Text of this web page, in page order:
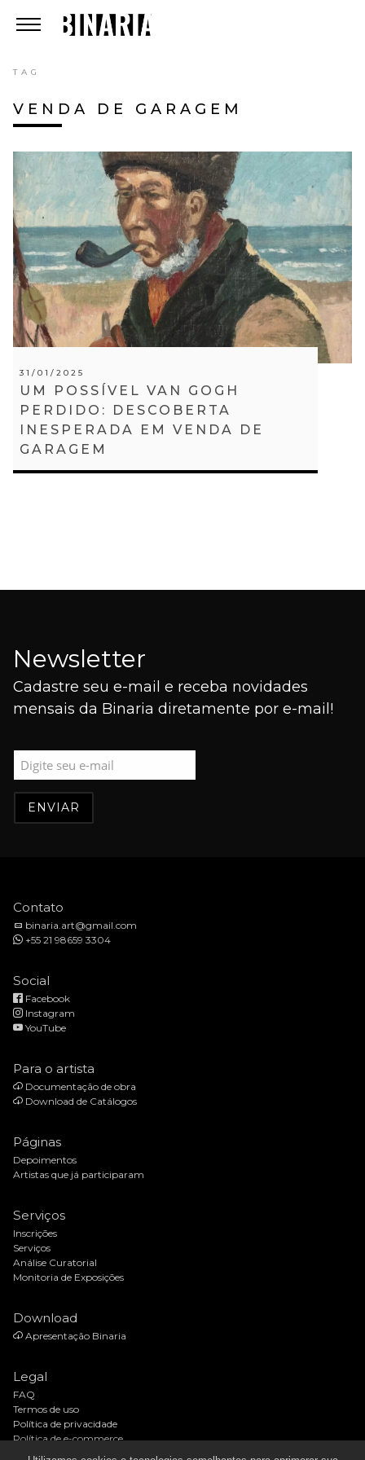
TAG
VENDA DE GARAGEM
31/01/2025
UM POSSÍVEL VAN GOGH
PERDIDO: DESCOBERTA
INESPERADA EM VENDA DE
GARAGEM
Newsletter
Cadastre seu e-mail e receba novidades
mensais da Binaria diretamente por e-mail!
Contato
binaria.art@gmail.com
+55 21 98659 3304
Social
Facebook
Instagram
YouTube
Para o artista
Documentação de obra
Download de Catálogos
Páginas
Depoimentos
Artistas que já participaram
Serviços
Inscrições
Serviços
Análise Curatorial
Monitoria de Exposições
Download
Apresentação Binaria
Legal
FAQ
Termos de uso
Política de privacidade
Política de e-commerce